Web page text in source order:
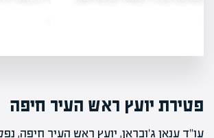
פטירת יועץ ראש העיר חיפה
עו"ד ענאן ג'ובראן, יועץ ראש העיר חיפה,